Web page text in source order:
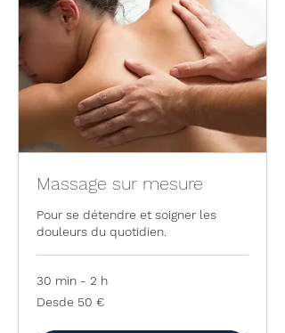
Massage sur mesure
Pour se détendre et soigner les
douleurs du quotidien.
30 min - 2 h
50
Desde 50 €